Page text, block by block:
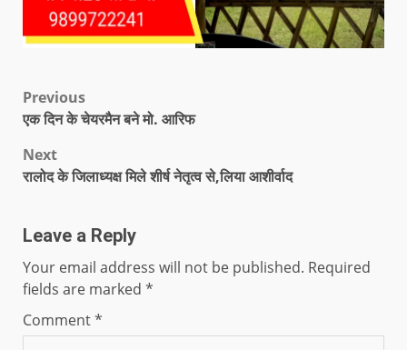
Previous
एक दिन के चेयरमैन बने मो. आरिफ
Next
रालोद के जिलाध्यक्ष मिले शीर्ष नेतृत्व से,लिया आशीर्वाद
Leave a Reply
Your email address will not be published. Required
fields are marked *
Comment*